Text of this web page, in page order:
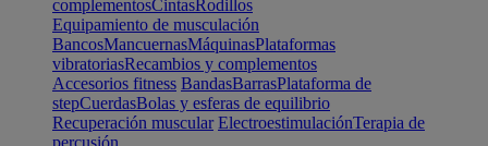
complementosCintasRodillos
Equipamiento de musculación
BancosMancuernasMáquinasPlataformas
vibratoriasRecambios y complementos
Accesorios fitness BandasBarrasPlataforma de
stepCuerdasBolas y esferas de equilibrio
Recuperación muscular ElectroestimulaciónTerapia de
percusión